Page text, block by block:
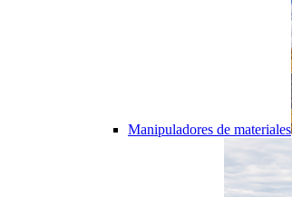
Manipuladores de materiales